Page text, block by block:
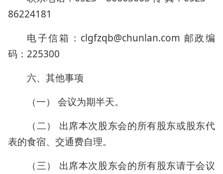
86224181
电子信箱：clgfzqb@chunlan.com 邮政编
码：225300
六、其他事项
（一） 会议为期半天。
（二） 出席本次股东会的所有股东或股东代
表的食宿、交通费自理。
（三） 出席本次股东会的所有股东请于会议